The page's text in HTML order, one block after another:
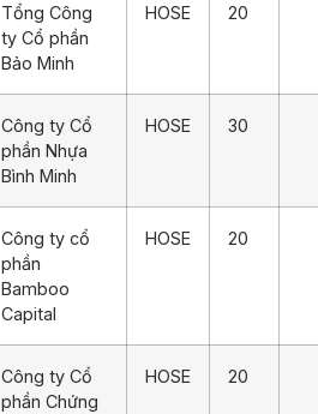
Tổng Công
ty Cổ phần
Bảo Minh
HOSE 20
Công ty Cổ
phần Nhựa
Bình Minh
HOSE 30
Công ty cổ
phần
Bamboo
Capital
HOSE 20
Công ty Cổ
phần Chứng
HOSE 20